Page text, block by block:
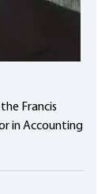
Francis
in Accounting